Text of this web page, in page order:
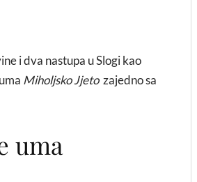
i dva nastupa u Slogi kao
Miholjsko Jjetozajedno sa
uma